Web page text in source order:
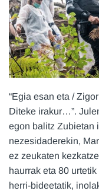
“Egia esan eta /
Diteke irakur…”.
egon balitz Zubietan
nezesidaderekin,
ez zeukaten
haurrak eta 80
herri-bideetatik,